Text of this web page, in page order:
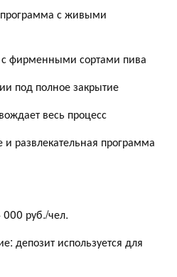
с живыми
фирменными сортами пива
под полное закрытие
весь процесс
развлекательная программа
000 руб./чел.
депозит используется для